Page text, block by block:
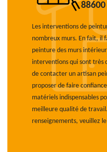
88600
Les interventions de
nombreux murs. En fait, il
peinture des murs
interventions qui sont très
de contacter un artisan
proposer de faire
matériels indispensables
meilleure qualité de
renseignements, veuillez